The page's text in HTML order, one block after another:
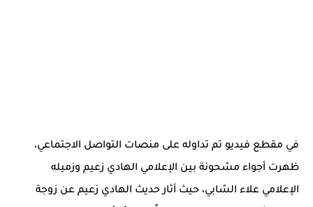
في مقطع فيديو تم تداوله على منصات التواصل الاجتماعي،
ظهرت أجواء مشحونة بين الإعلامي الهادي زعيم وزميله
الإعلامي علاء الشابي، حيث أثار حديث الهادي زعيم عن زوجة